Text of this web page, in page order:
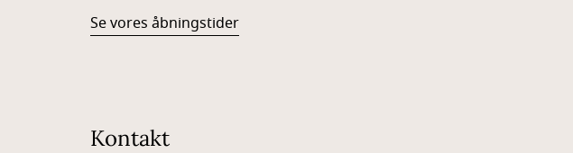
Se vores åbningstider
Kontakt